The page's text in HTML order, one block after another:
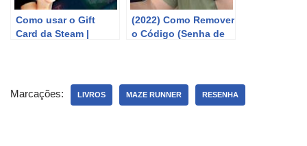
Como usar o Gift
Card da Steam |
(2022) Como Remover
o Código (Senha de
Marcações: LIVROS MAZE RUNNER RESENHA